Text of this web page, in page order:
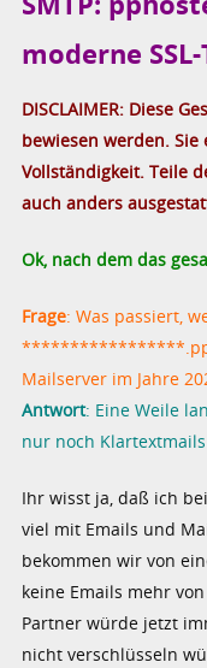
moderne
DISCLAIMER: Diese
bewiesen werden.
Vollständigkeit. Teile
auch anders
Ok, nach dem das
Frage: Was passiert,
Mailserver im Jahre
Antwort: Eine Weile
nur noch Klartextmails
Ihr wisst ja, daß ich
viel mit Emails und
bekommen wir von
keine Emails mehr
Partner würde jetzt
nicht verschlüsseln